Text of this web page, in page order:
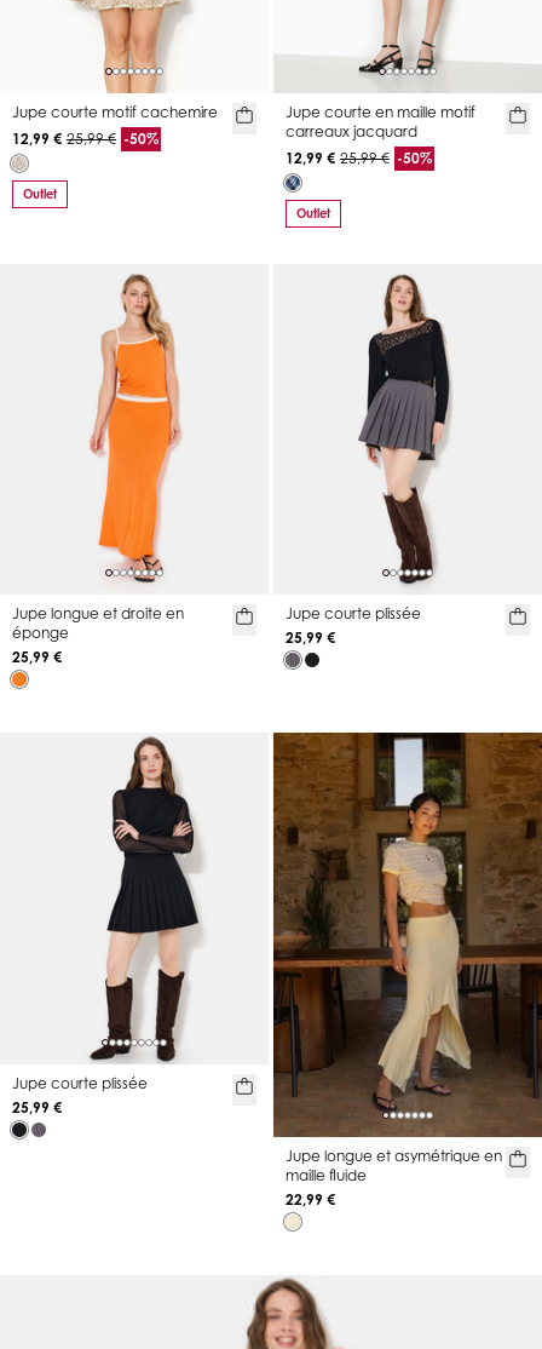
Jupe courte motif cachemire
12,99 € 25,99 € -50%
Outlet
Jupe courte en maille motif
carreaux jacquard
12,99 € 25,99 € -50%
Outlet
Jupe longue et droite en
éponge
25,99 €
Jupe courte plissée
25,99 €
Jupe courte plissée
25,99 €
Jupe longue et asymétrique en
maille fluide
22,99 €